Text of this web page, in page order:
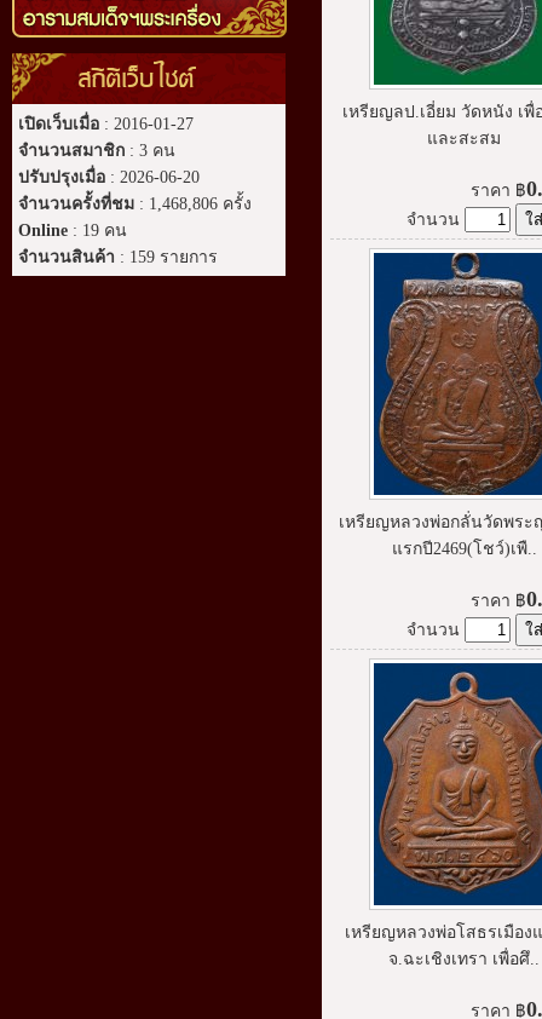
สถิติเว็บไซต์
เปิดเว็บเมื่อ : 2016-01-27
จำนวนสมาชิก : 3 คน
ปรับปรุงเมื่อ : 2026-06-20
จำนวนครั้งที่ชม : 1,468,806 ครั้ง
Online : 19 คน
จำนวนสินค้า : 159 รายการ
เหรียญลป.เอี่ยม วัดหนัง เพื่
และสะสม
ราคา ฿
จำนวน
เหรียญหลวงพ่อกลั่นวัดพระ
แรกปี2469(โชว์)เพื..
ราคา ฿
จำนวน
เหรียญหลวงพ่อโสธรเมือง
จ.ฉะเชิงเทรา เพื่อศึ..
ราคา ฿